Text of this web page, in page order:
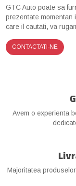
GTC Auto poate sa
prezentate momentan
care il cautati, va
CONTACTATI-NE
Avem o experienta
Majoritatea